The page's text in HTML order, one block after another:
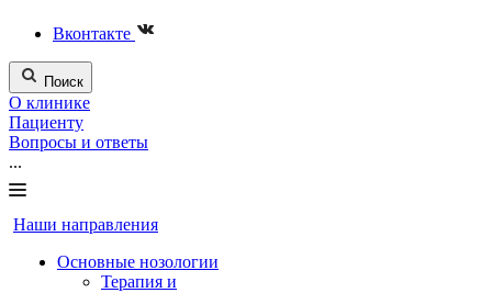
Вконтакте
Поиск
О клинике
Пациенту
Вопросы и ответы
...
Наши направления
Основные нозологии
Терапия и